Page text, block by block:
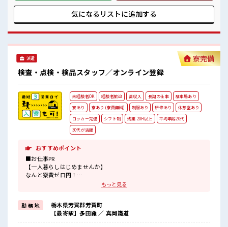
交替だけど大型連休があります♪ 制服ありで事前の準備は不
要！ 通勤はクルマ・バイク・自転車OK◎もちろん通勤交通費
支給！ 少しでも気になった方ぜひお気軽に応募してみてくだ
が完備されているので年中カイテキ♪ ロッカー/休憩室/無料
駐車場なども完備しています！ 派遣スタッフさんがいるので
気になるリストに追加する
派遣
検査・点検・検品スタッフ／オンライン登録
寮完備
未経験者OK 経験者歓迎 高収入 長期の仕事
駐車場あり
寮あり
寮あり (寮費無料) 制服あり 研修あり
休憩室あり
ロッカー完備
シフト制 残業 20H以上
平均年齢20代
30代が活躍
おすすめポイント
■お仕事PR
【一人暮らしはじめませんか】
なんと寮費ゼロ円！
しかもテレビ・冷蔵庫・エアコン・洗濯機・電子レンジの大型家電
寮には駐車場完備なのでマイカー持ち込みだってOK！
お布団の用意がメンドーでしたらコチラで準備も出来ちゃいます！
なので引越し楽チン♪
もっと見る
勤 務 地
栃木県芳賀郡芳賀町
【最寄駅】多田羅 ／ 真岡鐵道